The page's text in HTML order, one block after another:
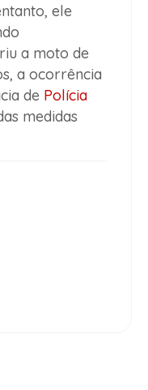
ele
a moto de
a ocorrência
de Polícia
medidas